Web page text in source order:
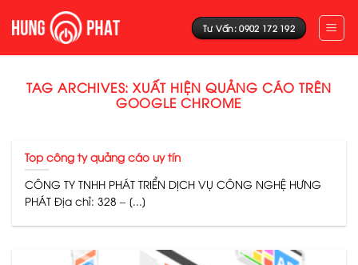
Tư Vấn: 0902 172 192
TAG ARCHIVES: XUẤT HIỆN QUẢNG CÁO TRÊN
GOOGLE CHROME
Top công ty quảng cáo uy tín
CÔNG TY TNHH PHÁT TRIỂN DỊCH VỤ CÔNG NGHỆ HƯNG
PHÁT Địa chỉ: 328 – [...]